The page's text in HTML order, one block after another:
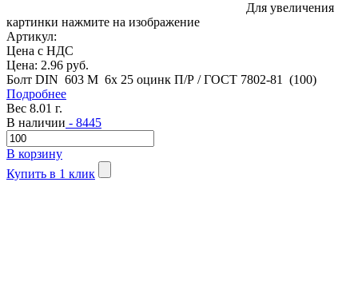
Для увеличения
картинки нажмите на изображение
Артикул:
Цена с НДС
Цена: 2.96 руб.
Болт DIN 603 M 6x 25 оцинк П/Р / ГОСТ 7802-81 (100)
Подробнее
Вес 8.01 г.
В наличии - 8445
В корзину
Купить в 1 клик